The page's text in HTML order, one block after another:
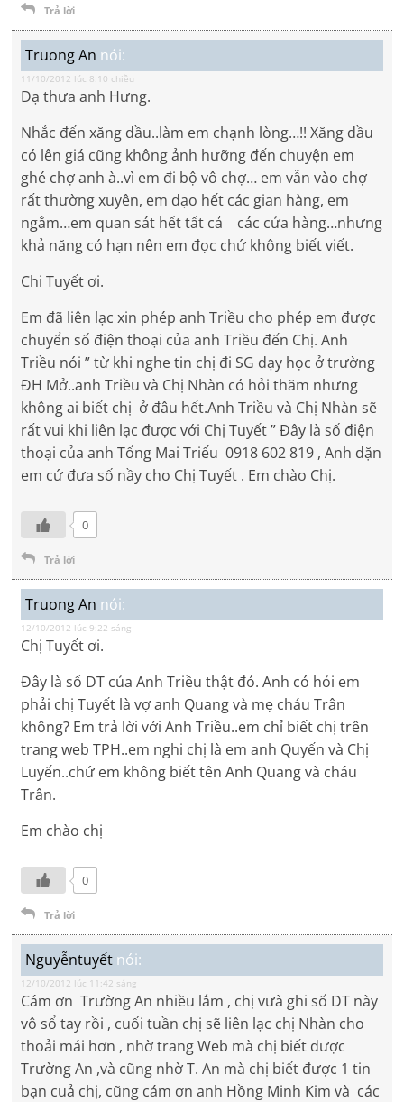
Trả lời
Truong An nói:
11/10/2012 lúc 8:10 chiều
Dạ thưa anh Hưng.
Nhắc đến xăng dầu..làm em chạnh lòng…!! Xăng dầu
có lên giá cũng không ảnh hưỡng đến chuyện em
ghé chợ anh à..vì em đi bộ vô chợ… em vẫn vào chợ
rất thường xuyên, em dạo hết các gian hàng, em
ngắm…em quan sát hết tất cả các cửa hàng…nhưng
khả năng có hạn nên em đọc chứ không biết viết.
Chi Tuyết ơi.
Em đã liên lạc xin phép anh Triều cho phép em được
chuyển số điện thoại của anh Triều đến Chị. Anh
Triều nói ” từ khi nghe tin chị đi SG dạy học ở trường
ĐH Mở..anh Triều và Chị Nhàn có hỏi thăm nhưng
không ai biết chị ở đâu hết.Anh Triều và Chị Nhàn sẽ
rất vui khi liên lạc được với Chị Tuyết ” Đây là số điện
thoại của anh Tống Mai Triếu 0918 602 819 , Anh dặn
em cứ đưa số nầy cho Chị Tuyết . Em chào Chị.
0
Trả lời
Truong An nói:
12/10/2012 lúc 9:22 sáng
Chị Tuyết ơi.
Đây là số DT của Anh Triều thật đó. Anh có hỏi em
phải chị Tuyết là vợ anh Quang và mẹ cháu Trân
không? Em trả lời với Anh Triều..em chỉ biết chị trên
trang web TPH..em nghi chị là em anh Quyến và Chị
Luyến..chứ em không biết tên Anh Quang và cháu
Trân.
Em chào chị
0
Trả lời
Nguyễntuyết nói:
12/10/2012 lúc 11:42 sáng
Cám ơn Trường An nhiều lắm , chị vưà ghi số DT này
vô sổ tay rồi , cuối tuần chị sẽ liên lạc chị Nhàn cho
thoải mái hơn , nhờ trang Web mà chị biết được
Trường An ,và cũng nhờ T. An mà chị biết được 1 tin
bạn cuả chị, cũng cám ơn anh Hồng Minh Kim và các